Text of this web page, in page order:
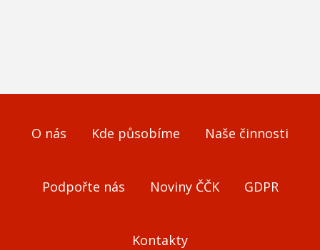
O nás Kde působíme Naše činnosti
Podpořte nás Noviny ČČK GDPR
Kontakty